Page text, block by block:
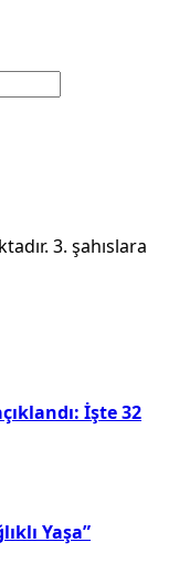
3. şahıslara
İşte 32
Yaşa”